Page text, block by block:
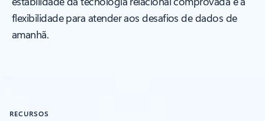
flexibilidade para atender aos desafios de dados de
amanhã.
RECURSOS